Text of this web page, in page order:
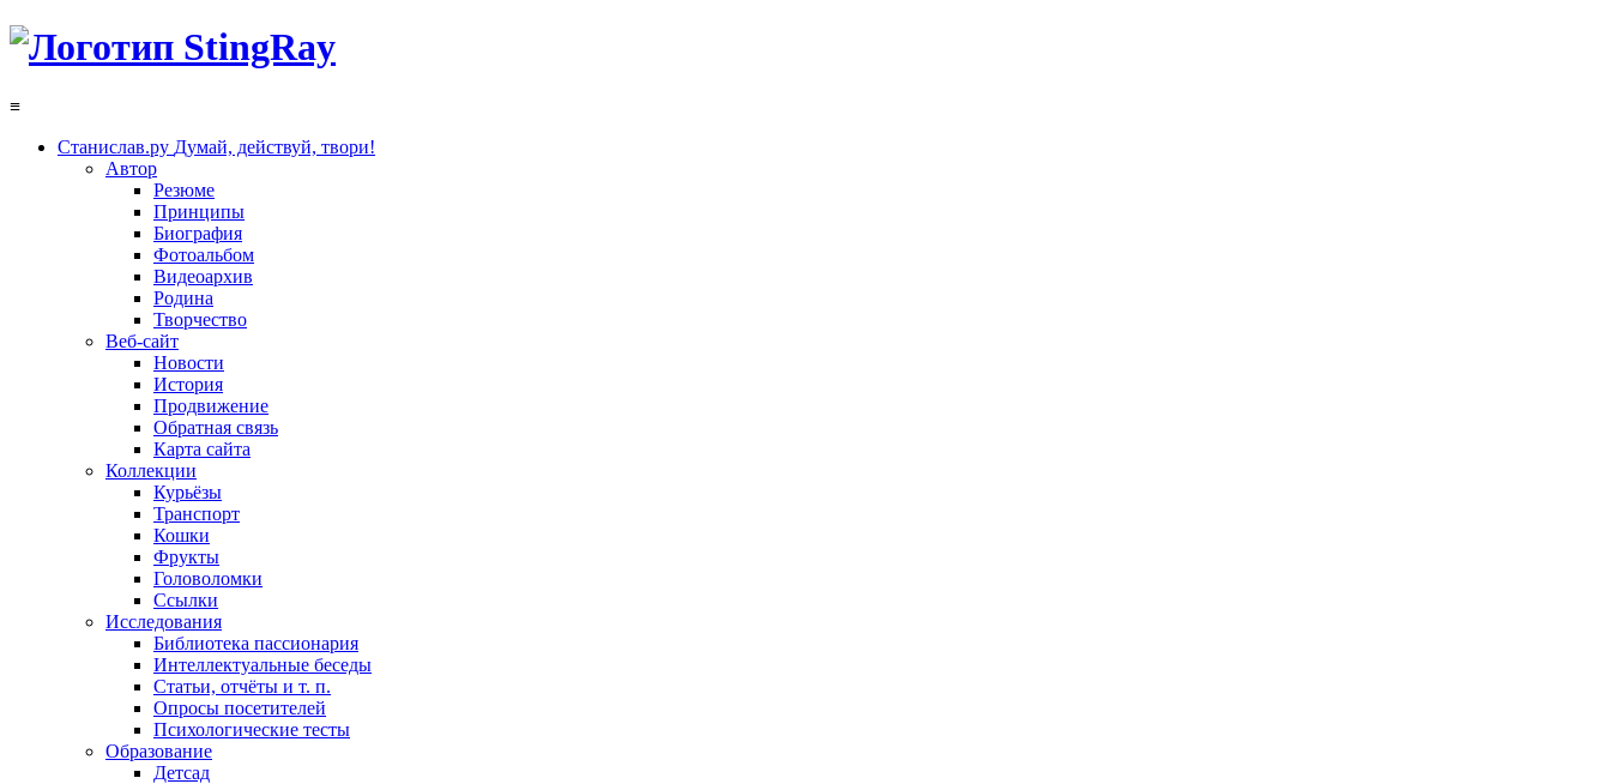
≡
Станислав.ру Думай, действуй, твори!
Автор
Резюме
Принципы
Биография
Фотоальбом
Видеоархив
Родина
Творчество
Веб-сайт
Новости
История
Продвижение
Обратная связь
Карта сайта
Коллекции
Курьёзы
Транспорт
Кошки
Фрукты
Головоломки
Ссылки
Исследования
Библиотека пассионария
Интеллектуальные беседы
Статьи, отчёты и т. п.
Опросы посетителей
Психологические тесты
Образование
Детсад